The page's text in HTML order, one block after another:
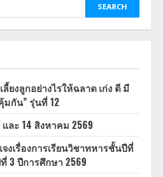
ลี้ยงลูกอย่างไรให้ฉลาด เก่ง ดี มี
กัน” รุ่นที่ 12
ละ 14 สิงหาคม 2569
งเรื่องการเรียนวิชาทหารชั้นปีที่
3 ปีการศึกษา 2569